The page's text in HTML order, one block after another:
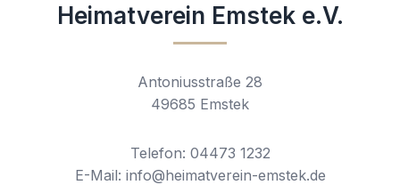
Heimatverein Emstek e.V.
Antoniusstraße 28
49685 Emstek
Telefon: 04473 1232
E-Mail: info@heimatverein-emstek.de